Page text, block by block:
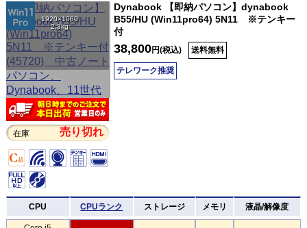
1920×1080
2.3kg
在庫 売り切れ
Dynabook 【即納パソコン】dynabook
B55/HU (Win11pro64) 5N11 ※テンキー
付
38,800円(税込) 送料無料
テレワーク推奨
CPU CPUランク ストレージ メモリ 液晶/解像度